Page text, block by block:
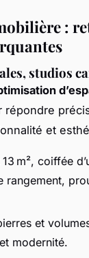
:
studios
répondre
et
m², coiffée
rangement,
et
modernité.